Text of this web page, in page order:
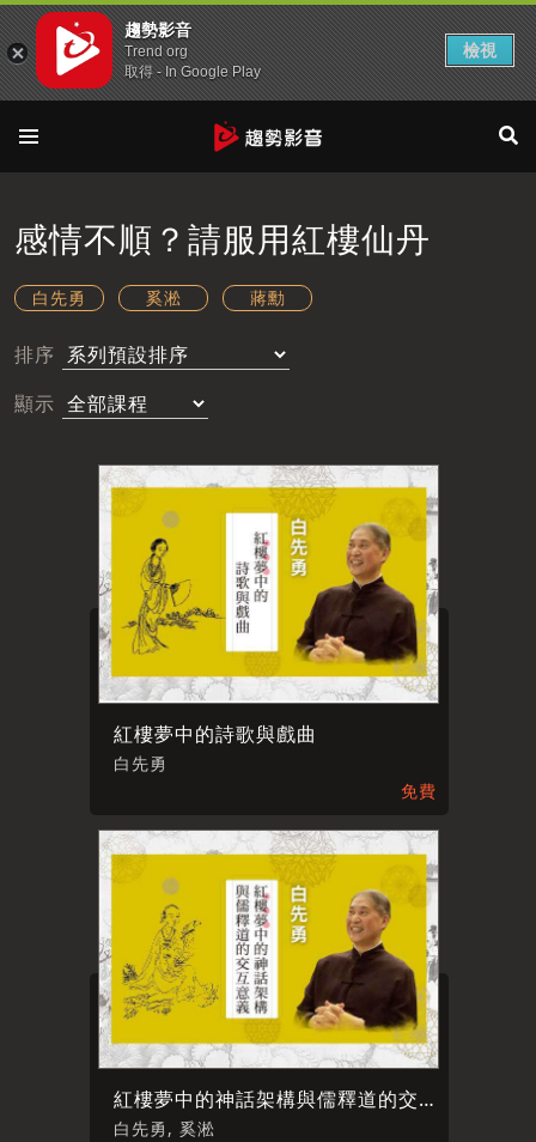
感情不順？請服用紅樓仙丹
白先勇 奚淞 蔣勳
排序
顯示
紅樓夢中的詩歌與戲曲
白先勇
免費
紅樓夢中的神話架構與儒釋道的交互意義
白先勇, 奚淞
趨勢影音
Trend org
取得 - In Google Play
檢視